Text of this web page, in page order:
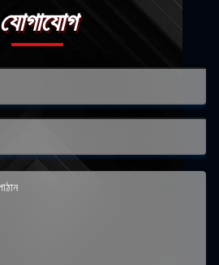
যোগাযোগ